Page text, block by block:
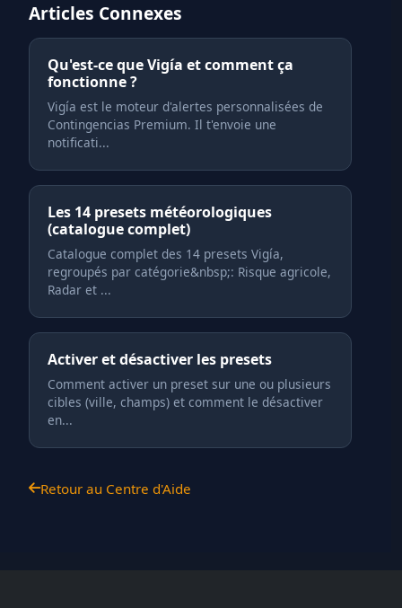
Articles Connexes
Qu'est-ce que Vigía et comment ça
fonctionne ?
Vigía est le moteur d'alertes personnalisées de
Contingencias Premium. Il t'envoie une
notificati...
Les 14 presets météorologiques
(catalogue complet)
Catalogue complet des 14 presets Vigía,
regroupés par catégorie&nbsp;: Risque agricole,
Radar et ...
Activer et désactiver les presets
Comment activer un preset sur une ou plusieurs
cibles (ville, champs) et comment le désactiver
en...
Retour au Centre d'Aide